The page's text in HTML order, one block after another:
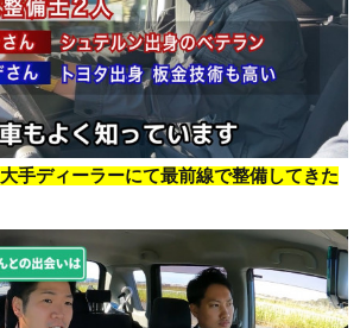
大手ディーラーにて最前線で整備してきた